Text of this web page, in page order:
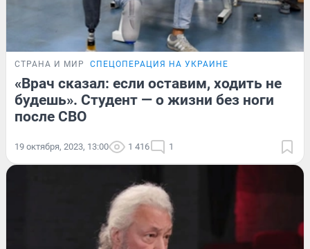
СТРАНА И МИР СПЕЦОПЕРАЦИЯ НА УКРАИНЕ
«Врач сказал: если оставим, ходить не
будешь». Студент — о жизни без ноги
после СВО
19 октября, 2023, 13:00 1 416 1